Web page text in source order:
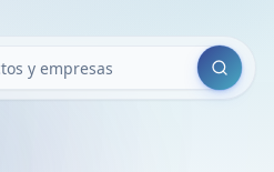
Buscar